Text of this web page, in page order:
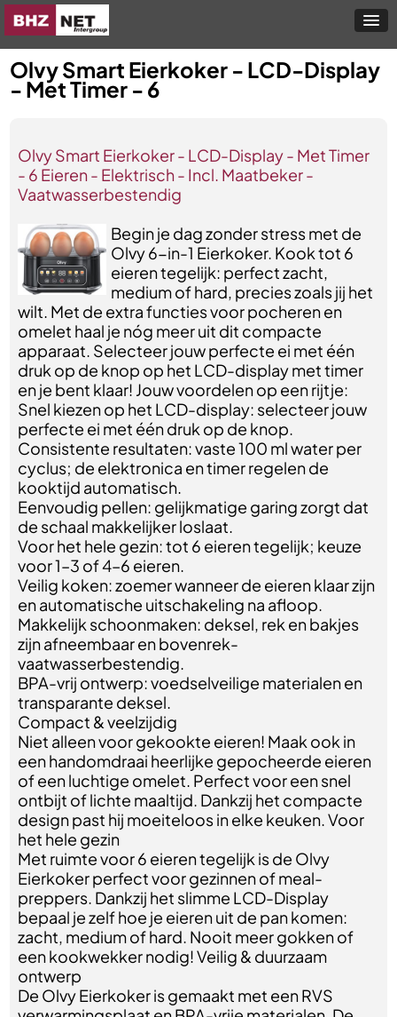
Olvy Smart Eierkoker - LCD-Display
- Met Timer - 6
Olvy Smart Eierkoker - LCD-Display - Met Timer
- 6 Eieren - Elektrisch - Incl. Maatbeker -
Vaatwasserbestendig
Begin je dag zonder stress met de
Olvy 6-in-1 Eierkoker. Kook tot 6
eieren tegelijk: perfect zacht,
medium of hard, precies zoals jij het
wilt. Met de extra functies voor pocheren en
omelet haal je nóg meer uit dit compacte
apparaat. Selecteer jouw perfecte ei met één
druk op de knop op het LCD-display met timer
en je bent klaar! Jouw voordelen op een rijtje:
Snel kiezen op het LCD-display: selecteer jouw
perfecte ei met één druk op de knop.
Consistente resultaten: vaste 100 ml water per
cyclus; de elektronica en timer regelen de
kooktijd automatisch.
Eenvoudig pellen: gelijkmatige garing zorgt dat
de schaal makkelijker loslaat.
Voor het hele gezin: tot 6 eieren tegelijk; keuze
voor 1–3 of 4–6 eieren.
Veilig koken: zoemer wanneer de eieren klaar zijn
en automatische uitschakeling na afloop.
Makkelijk schoonmaken: deksel, rek en bakjes
zijn afneembaar en bovenrek-
vaatwasserbestendig.
BPA-vrij ontwerp: voedselveilige materialen en
transparante deksel.
Compact & veelzijdig
Niet alleen voor gekookte eieren! Maak ook in
een handomdraai heerlijke gepocheerde eieren
of een luchtige omelet. Perfect voor een snel
ontbijt of lichte maaltijd. Dankzij het compacte
design past hij moeiteloos in elke keuken. Voor
het hele gezin
Met ruimte voor 6 eieren tegelijk is de Olvy
Eierkoker perfect voor gezinnen of meal-
preppers. Dankzij het slimme LCD-Display
bepaal je zelf hoe je eieren uit de pan komen:
zacht, medium of hard. Nooit meer gokken of
een kookwekker nodig! Veilig & duurzaam
ontwerp
De Olvy Eierkoker is gemaakt met een RVS